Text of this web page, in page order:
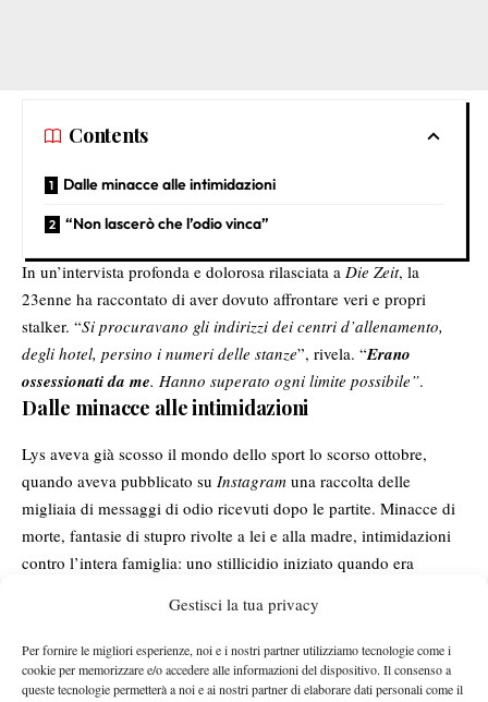
Gestisci la tua privacy
Per fornire le migliori esperienze, noi e i nostri partner utilizziamo tecnologie come i
cookie per memorizzare e/o accedere alle informazioni del dispositivo. Il consenso a
queste tecnologie permetterà a noi e ai nostri partner di elaborare dati personali come il
Contents
Dalle minacce alle intimidazioni
“Non lascerò che l’odio vinca”
In un’intervista profonda e dolorosa rilasciata a Die Zeit, la
23enne ha raccontato di aver dovuto affrontare veri e propri
stalker. “Si procuravano gli indirizzi dei centri d’allenamento,
degli hotel, persino i numeri delle stanze”, rivela. “Erano
ossessionati da me. Hanno superato ogni limite possibile”.
Dalle minacce alle intimidazioni
Lys aveva già scosso il mondo dello sport lo scorso ottobre,
quando aveva pubblicato su Instagram una raccolta delle
migliaia di messaggi di odio ricevuti dopo le partite. Minacce di
morte, fantasie di stupro rivolte a lei e alla madre, intimidazioni
contro l’intera famiglia: uno stillicidio iniziato quando era
Mi avevano sempre detto di ignorare, di non dare loro spazio”,
racconta. “L’ho fatto per anni, finché non ho capito che
rimanere in silenzio non avrebbe cambiato nulla. Se non se ne